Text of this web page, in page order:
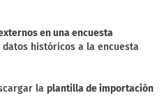
en una encuesta
históricos a la encuesta
la plantilla de importación